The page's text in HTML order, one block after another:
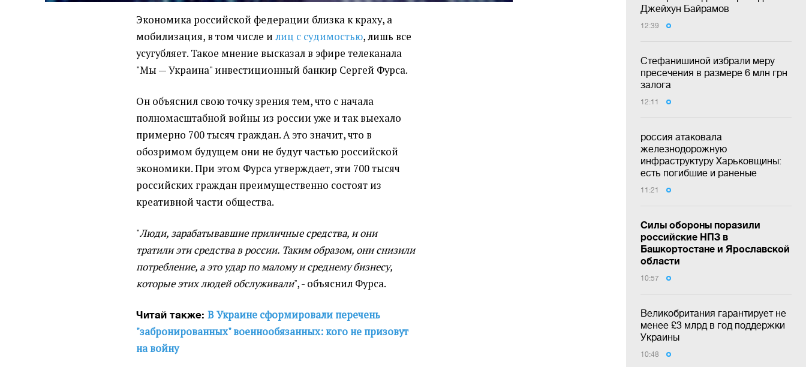
Джейхун Байрамов
12:39
Стефанишиной избрали меру
пресечения в размере 6 млн грн
залога
12:11
россия атаковала
железнодорожную
инфраструктуру Харьковщины:
есть погибшие и раненые
11:21
Силы обороны поразили
российские НПЗ в
Башкортостане и Ярославской
области
10:57
Великобритания гарантирует не
менее £3 млрд в год поддержки
Украины
10:48
Экономика российской федерации близка к краху, а
мобилизация, в том числе илиц с судимостью, лишь все
усугубляет. Такое мнение высказал в эфире телеканала
"Мы — Украина" инвестиционный банкир Сергей Фурса.
Он объяснил свою точку зрения тем, что с начала
полномасштабной войны из россии уже и так выехало
примерно 700 тысяч граждан. А это значит, что в
обозримом будущем они не будут частью российской
экономики. При этом Фурса утверждает, эти 700 тысяч
российских граждан преимущественно состоят из
креативной части общества.
"Люди, зарабатывавшие приличные средства, и они
тратили эти средства в россии. Таким образом, они снизили
потребление, а это удар по малому и среднему бизнесу,
которые этих людей обслуживали", - объяснил Фурса.
Читай также:В Украине сформировали перечень
"забронированных" военнообязанных: кого не призовут
на войну